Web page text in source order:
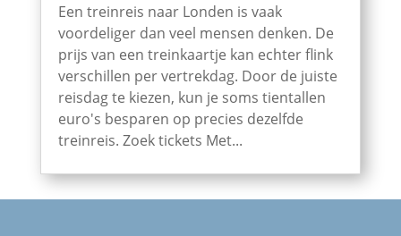
Een treinreis naar Londen is vaak
voordeliger dan veel mensen denken. De
prijs van een treinkaartje kan echter flink
verschillen per vertrekdag. Door de juiste
reisdag te kiezen, kun je soms tientallen
euro's besparen op precies dezelfde
treinreis. Zoek tickets Met...